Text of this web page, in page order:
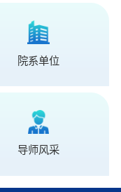
院系单位
导师风采